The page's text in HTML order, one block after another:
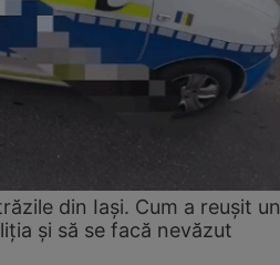
din Iași. Cum a reușit un
și să se facă nevăzut